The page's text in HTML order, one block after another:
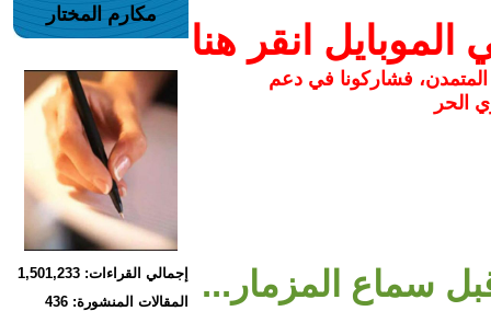
انقر هنا
المتمدن، فشاركونا في دعم
الحر
سماع المزمار...
مكارم المختار
إجمالي القراءات: 1,501,233
المقالات المنشورة: 436